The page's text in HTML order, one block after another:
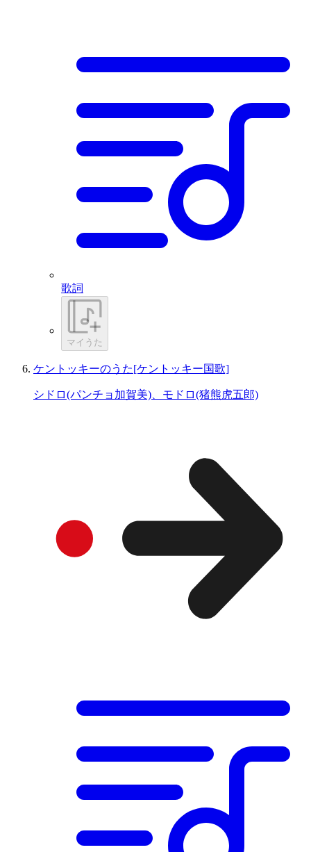
歌詞
マイうた
ケントッキーのうた[ケントッキー国歌]
シドロ(パンチョ加賀美)、モドロ(猪熊虎五郎)